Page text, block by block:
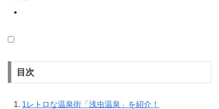
目次
1レトロな温泉街「浅虫温泉」を紹介！